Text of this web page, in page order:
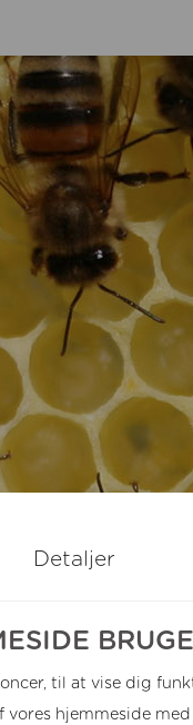
Detaljer
til at vise dig
hjemmeside